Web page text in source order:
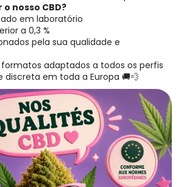
nosso CBD?
em laboratório
a 0,3 %
pela sua qualidade e
adaptados a todos os perfis
discreta em toda a Europa 🚚💨